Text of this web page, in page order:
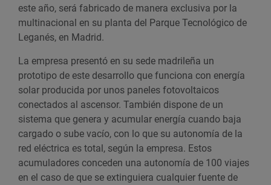
este año, será fabricado de manera exclusiva por la
multinacional en su planta del Parque Tecnológico de
Leganés, en Madrid.
La empresa presentó en su sede madrileña un
prototipo de este desarrollo que funciona con energía
solar producida por unos paneles fotovoltaicos
conectados al ascensor. También dispone de un
sistema que genera y acumular energía cuando baja
cargado o sube vacío, con lo que su autonomía de la
red eléctrica es total, según la empresa. Estos
acumuladores conceden una autonomía de 100 viajes
en el caso de que se extinguiera cualquier fuente de